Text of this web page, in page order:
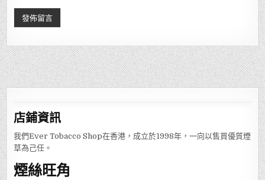
店鋪資訊
我們Ever Tobacco Shop在香港，成立於1998年，一向以售買優質煙
草為己任。
煙絲旺角